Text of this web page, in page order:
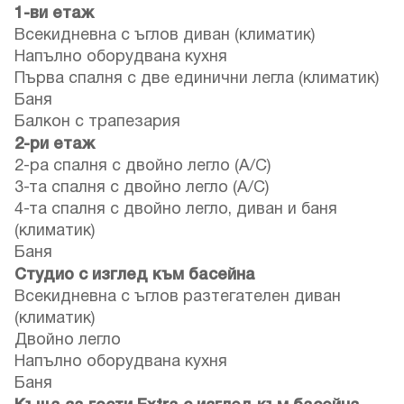
1-ви етаж
Всекидневна с ъглов диван (климатик)
Напълно оборудвана кухня
Първа спалня с две единични легла (климатик)
Баня
Балкон с трапезария
2-ри етаж
2-ра спалня с двойно легло (A/C)
3-та спалня с двойно легло (A/C)
4-та спалня с двойно легло, диван и баня
(климатик)
Баня
Студио с изглед към басейна
Всекидневна с ъглов разтегателен диван
(климатик)
Двойно легло
Напълно оборудвана кухня
Баня